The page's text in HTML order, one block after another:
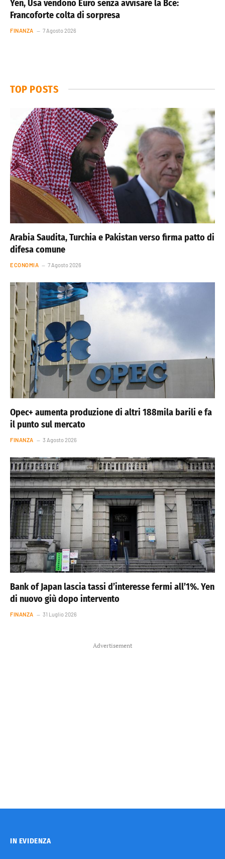
Yen, Usa vendono Euro senza avvisare la Bce:
Francoforte colta di sorpresa
FINANZA 7 Agosto 2026
TOP POSTS
Arabia Saudita, Turchia e Pakistan verso firma patto di
difesa comune
ECONOMIA 7 Agosto 2026
Opec+ aumenta produzione di altri 188mila barili e fa
il punto sul mercato
FINANZA 3 Agosto 2026
Bank of Japan lascia tassi d’interesse fermi all’1%. Yen
di nuovo giù dopo intervento
FINANZA 31 Luglio 2026
Advertisement
IN EVIDENZA